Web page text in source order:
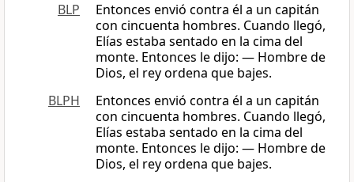
BLP
Entonces envió contra él a un capitán
con cincuenta hombres. Cuando llegó,
Elías estaba sentado en la cima del
monte. Entonces le dijo: — Hombre de
Dios, el rey ordena que bajes.
BLPH
Entonces envió contra él a un capitán
con cincuenta hombres. Cuando llegó,
Elías estaba sentado en la cima del
monte. Entonces le dijo: — Hombre de
Dios, el rey ordena que bajes.